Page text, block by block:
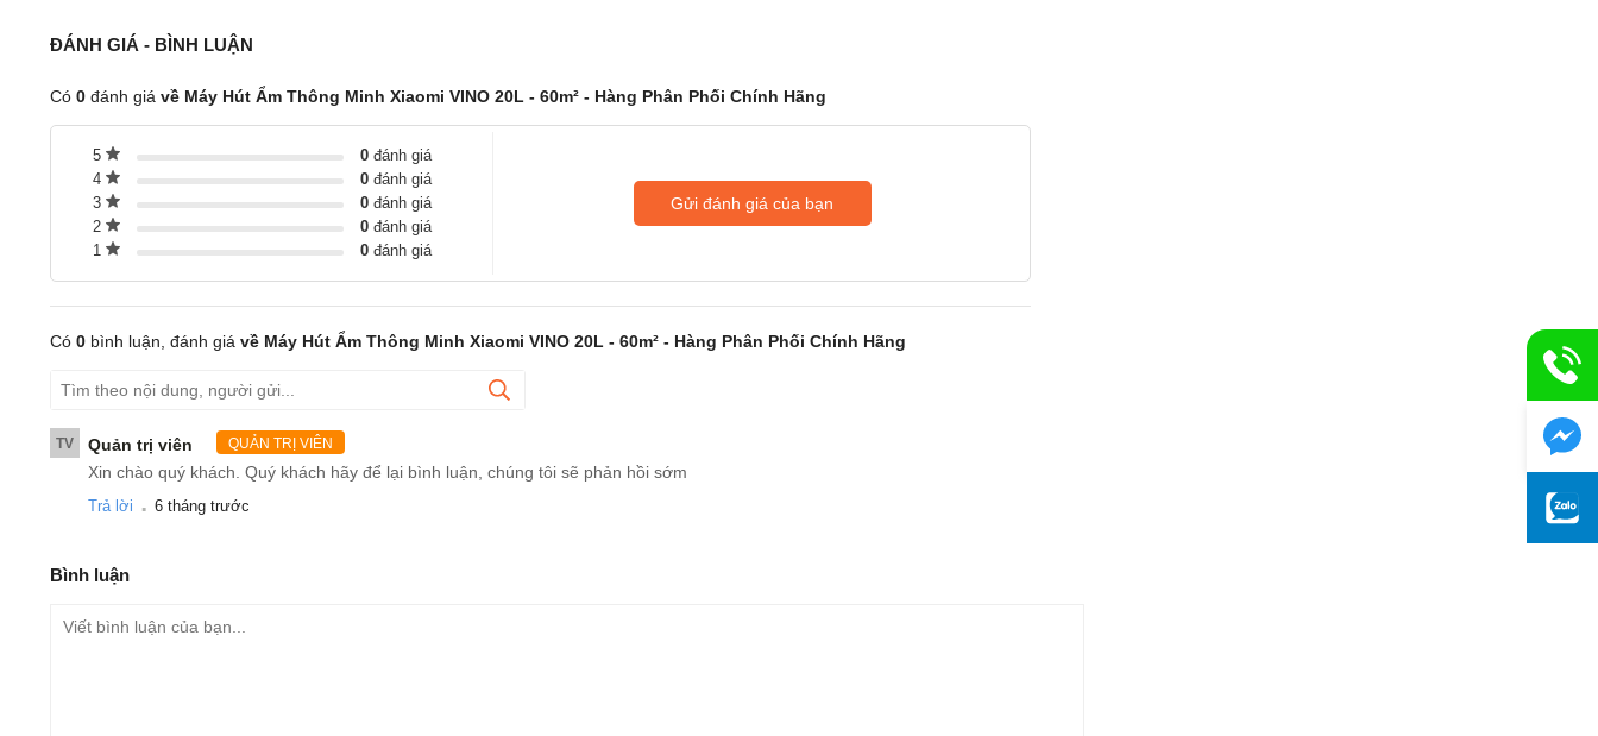
ĐÁNH GIÁ - BÌNH LUẬN
Có 0 đánh giá về Máy Hút Ẩm Thông Minh Xiaomi VINO 20L - 60m² - Hàng Phân Phối Chính Hãng
5 0đánh giá
4
0đánh giá
3
0đánh giá
2
0đánh giá
1
0đánh giá
Gửi đánh giá của bạn
Có 0 bình luận, đánh giá về Máy Hút Ẩm Thông Minh Xiaomi VINO 20L - 60m² - Hàng Phân Phối Chính Hãng
TV Quản trị viên QUẢN TRỊ VIÊN
Xin chào quý khách. Quý khách hãy để lại bình luận, chúng tôi sẽ phản hồi sớm
Trả lời . 6 tháng trước
Bình luận